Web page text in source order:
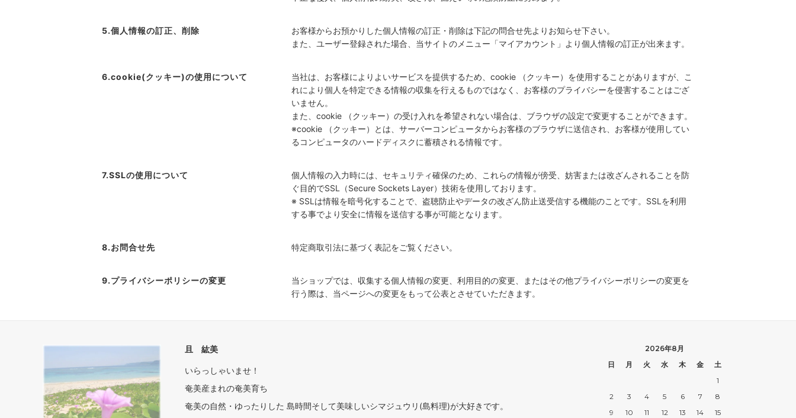
5.個人情報の訂正、削除
お客様からお預かりした個人情報の訂正・削除は下記の問合せ先よりお知らせ下さい。
また、ユーザー登録された場合、当サイトのメニュー「マイアカウント」より個人情報の訂正が出来ます。
6.cookie(クッキー)の使用について
当社は、お客様によりよいサービスを提供するため、cookie （クッキー）を使用することがありますが、こ
れにより個人を特定できる情報の収集を行えるものではなく、お客様のプライバシーを侵害することはござ
いません。
また、cookie （クッキー）の受け入れを希望されない場合は、ブラウザの設定で変更することができます。
※cookie （クッキー）とは、サーバーコンピュータからお客様のブラウザに送信され、お客様が使用してい
るコンピュータのハードディスクに蓄積される情報です。
7.SSLの使用について
個人情報の入力時には、セキュリティ確保のため、これらの情報が傍受、妨害または改ざんされることを防
ぐ目的でSSL（Secure Sockets Layer）技術を使用しております。
※ SSLは情報を暗号化することで、盗聴防止やデータの改ざん防止送受信する機能のことです。SSLを利用
する事でより安全に情報を送信する事が可能となります。
8.お問合せ先 特定商取引法に基づく表記をご覧ください。
9.プライバシーポリシーの変更
当ショップでは、収集する個人情報の変更、利用目的の変更、またはその他プライバシーポリシーの変更を
行う際は、当ページへの変更をもって公表とさせていただきます。
且 紘美
いらっしゃいませ！
奄美産まれの奄美育ち
奄美の自然・ゆったりした 島時間そして美味しいシマジュウリ(島料理)が大好きです。
2026年8月
日
月 火 水 木 金
土
1
2
3 4 5 6 7
8
9
10 11 12 13 14
15